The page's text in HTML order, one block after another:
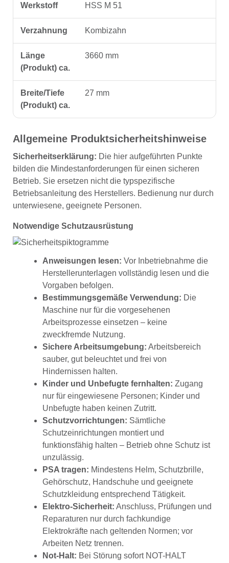
Werkstoff HSS M 51
Verzahnung Kombizahn
Länge
(Produkt) ca.
3660 mm
Breite/Tiefe
(Produkt) ca.
27 mm
Allgemeine Produktsicherheitshinweise
Sicherheitserklärung: Die hier aufgeführten Punkte
bilden die Mindestanforderungen für einen sicheren
Betrieb. Sie ersetzen nicht die typspezifische
Betriebsanleitung des Herstellers. Bedienung nur durch
unterwiesene, geeignete Personen.
Notwendige Schutzausrüstung
Anweisungen lesen: Vor Inbetriebnahme die
Herstellerunterlagen vollständig lesen und die
Vorgaben befolgen.
Bestimmungsgemäße Verwendung: Die
Maschine nur für die vorgesehenen
Arbeitsprozesse einsetzen – keine
zweckfremde Nutzung.
Sichere Arbeitsumgebung: Arbeitsbereich
sauber, gut beleuchtet und frei von
Hindernissen halten.
Kinder und Unbefugte fernhalten: Zugang
nur für eingewiesene Personen; Kinder und
Unbefugte haben keinen Zutritt.
Schutzvorrichtungen: Sämtliche
Schutzeinrichtungen montiert und
funktionsfähig halten – Betrieb ohne Schutz ist
unzulässig.
PSA tragen: Mindestens Helm, Schutzbrille,
Gehörschutz, Handschuhe und geeignete
Schutzkleidung entsprechend Tätigkeit.
Elektro-Sicherheit: Anschluss, Prüfungen und
Reparaturen nur durch fachkundige
Elektrokräfte nach geltenden Normen; vor
Arbeiten Netz trennen.
Not-Halt: Bei Störung sofort NOT-HALT